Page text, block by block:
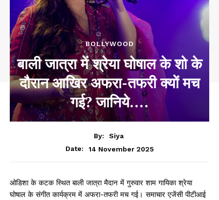
BOLLYWOOD
बाली जात्रा में श्रेया घोषाल के शो के
दौरान आखिर अफरा-तफरी क्यों मच
गई? जानिये….
By:
Siya
Date:
14 November 2025
ओडिशा के कटक स्थित बाली जात्रा मैदान में गुरुवार शाम गायिका श्रेया
घोषाल के संगीत कार्यक्रम में अफरा-तफरी मच गई। समाचार एजेंसी पीटीआई